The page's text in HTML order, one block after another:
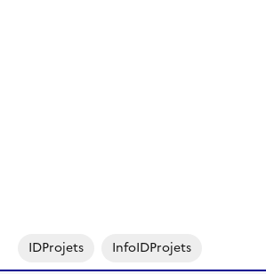
IDProjets InfoIDProjets